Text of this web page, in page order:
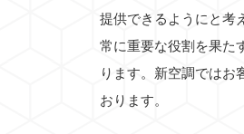
提供できるようにと考
常に重要な役割を果た
ります。新空調ではお
おります。